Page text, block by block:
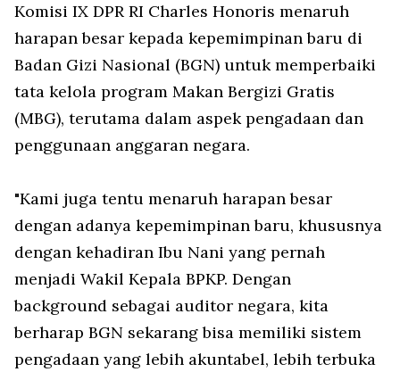
Komisi IX DPR RI Charles Honoris menaruh
harapan besar kepada kepemimpinan baru di
Badan Gizi Nasional (BGN) untuk memperbaiki
tata kelola program Makan Bergizi Gratis
(MBG), terutama dalam aspek pengadaan dan
penggunaan anggaran negara.
"Kami juga tentu menaruh harapan besar
dengan adanya kepemimpinan baru, khususnya
dengan kehadiran Ibu Nani yang pernah
menjadi Wakil Kepala BPKP. Dengan
background sebagai auditor negara, kita
berharap BGN sekarang bisa memiliki sistem
pengadaan yang lebih akuntabel, lebih terbuka